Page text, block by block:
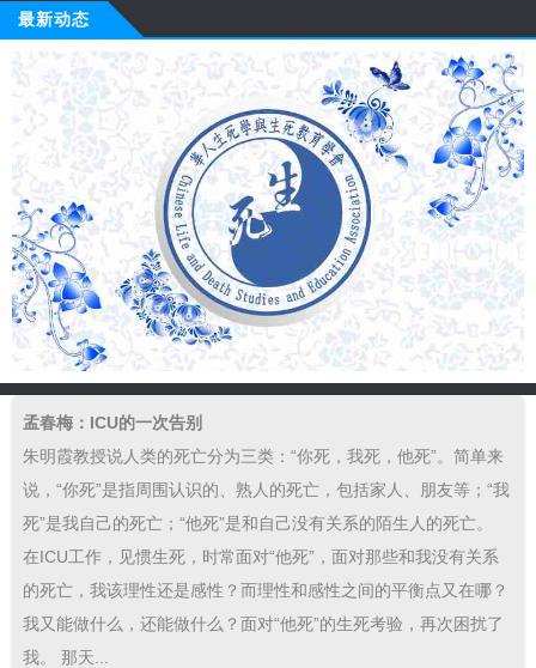
最新动态
孟春梅：ICU的一次告别
朱明霞教授说人类的死亡分为三类：“你死，我死，他死”。简单来
说，“你死”是指周围认识的、熟人的死亡，包括家人、朋友等；“我
死”是我自己的死亡；“他死”是和自己没有关系的陌生人的死亡。
在ICU工作，见惯生死，时常面对“他死”，面对那些和我没有关系
的死亡，我该理性还是感性？而理性和感性之间的平衡点又在哪？
我又能做什么，还能做什么？面对“他死”的生死考验，再次困扰了
我。 那天...